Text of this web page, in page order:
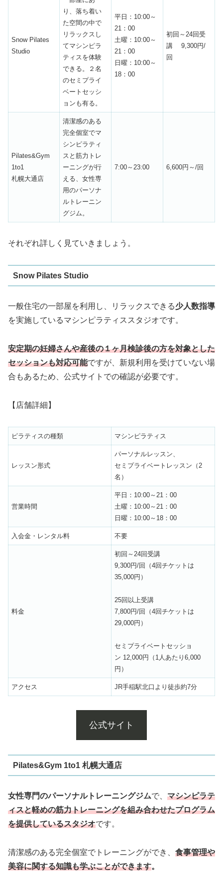
Snow Pilates
Studio
り、落ち着い
た空間の中で
リラックスし
てマシンピラ
ティスを体験
できる。２名
のセミプライ
ベートセッシ
ョンも有る。
平日：10:00～
21：00
土曜：10:00～
21：00
日曜：10:00～
18：00
初回～24回受
講 9,300円/
回
Pilates&Gym
1to1
札幌大通店
清潔感のある
完全個室でマ
シンピラティ
スと筋力トレ
ーニングが行
える、女性専
用のパーソナ
ルトレーニン
グジム。
7:00～23:00 6,600円～/回
それぞれ詳しく見ていきましょう。
Snow Pilates Studio
一般住宅の一部屋を利用し、リラックスできる少人数指導
を実施しているマシンピラティススタジオです。
安定期の妊婦さんや産後の１ヶ月検診後の方を対象とした
セッションも対応可能ですが、新規利用を受けていない場
合もあるため、公式サイトでの確認が必要です。
【店舗詳細】
ピラティスの種類 マシンピラティス
レッスン形式
パーソナルレッスン、
セミプライベートレッスン（2
名）
営業時間
平日：10:00～21：00
土曜：10:00～21：00
日曜：10:00～18：00
入会金・レンタル料 不要
料金
初回～24回受講
9,300円/回（4回チケットは
35,000円）
25回以上受講
7,800円/回（4回チケットは
29,000円）
セミプライベートセッショ
ン 12,000円（1人あたり6,000
円）
アクセス JR手稲駅北口より徒歩約7分
公式サイト
Pilates&Gym 1to1 札幌大通店
女性専門のパーソナルトレーニングジムで、 マシンピラテ
ィスと軽めの筋力トレーニングを組み合わせたプログラム
を提供しているスタジオです。
清潔感のある完全個室でトレーニングができ、 食事管理や
美容に関する知識も学ぶことができます。